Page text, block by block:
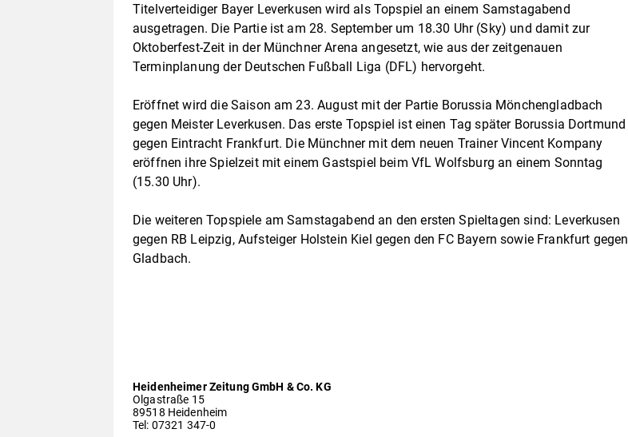
Titelverteidiger Bayer Leverkusen wird als Topspiel an einem Samstagabend
ausgetragen. Die Partie ist am 28. September um 18.30 Uhr (Sky) und damit zur
Oktoberfest-Zeit in der Münchner Arena angesetzt, wie aus der zeitgenauen
Terminplanung der Deutschen Fußball Liga (DFL) hervorgeht.
Eröffnet wird die Saison am 23. August mit der Partie Borussia Mönchengladbach
gegen Meister Leverkusen. Das erste Topspiel ist einen Tag später Borussia Dortmund
gegen Eintracht Frankfurt. Die Münchner mit dem neuen Trainer Vincent Kompany
eröffnen ihre Spielzeit mit einem Gastspiel beim VfL Wolfsburg an einem Sonntag
(15.30 Uhr).
Die weiteren Topspiele am Samstagabend an den ersten Spieltagen sind: Leverkusen
gegen RB Leipzig, Aufsteiger Holstein Kiel gegen den FC Bayern sowie Frankfurt gegen
Gladbach.
Heidenheimer Zeitung GmbH & Co. KG
Olgastraße 15
89518 Heidenheim
Tel: 07321 347-0